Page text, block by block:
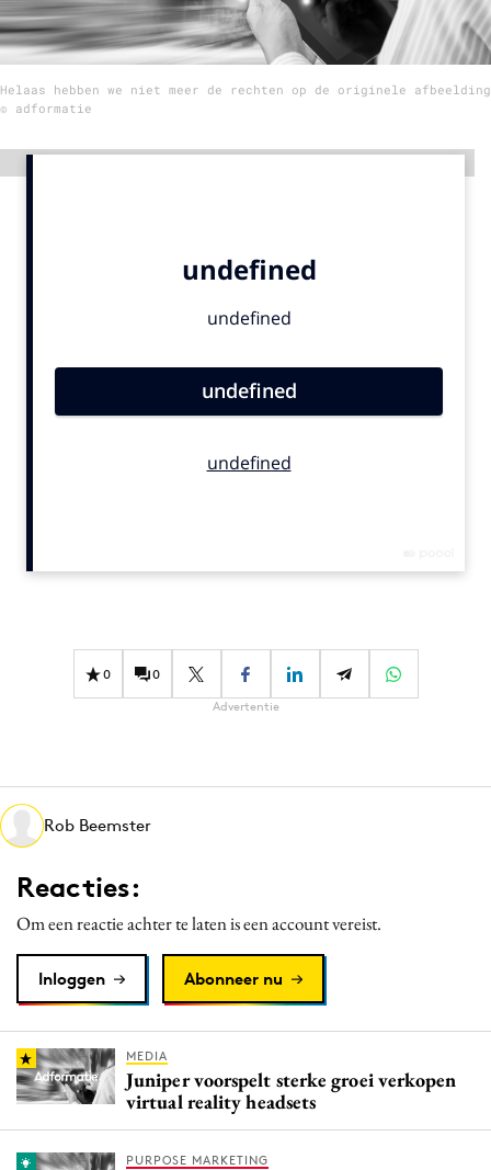
12 nov: MarketingLive!
Adverteren
Events
Carriere
Design
Diversiteit
Effectiviteit
Martech
Media
Merkstrategie
Purpose Marketing
Reputatie & crisis
Helaas hebben we niet meer de rechten op de originele afbeelding
© adformatie
0 0
Advertentie
Rob Beemster
Reacties:
Om een reactie achter te laten is een account vereist.
Inloggen Abonneer nu
MEDIA
Juniper voorspelt sterke groei verkopen
virtual reality headsets
PURPOSE MARKETING